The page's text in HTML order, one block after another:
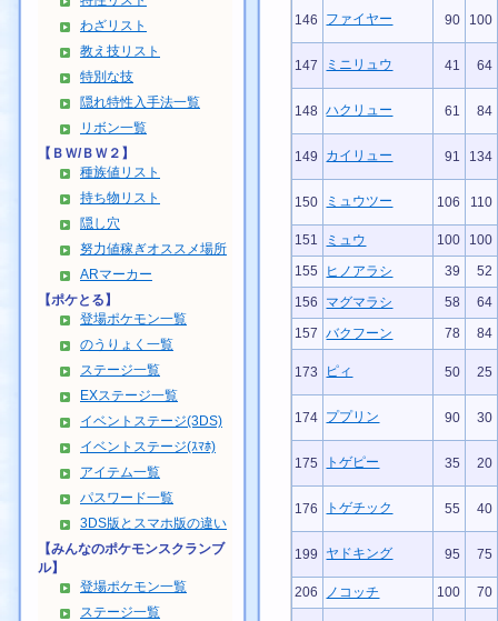
わざリスト
教え技リスト
特別な技
隠れ特性入手法一覧
リボン一覧
【ＢＷ/ＢＷ２】
種族値リスト
持ち物リスト
隠し穴
努力値稼ぎオススメ場所
ARマーカー
【ポケとる】
登場ポケモン一覧
のうりょく一覧
ステージ一覧
EXステージ一覧
イベントステージ(3DS)
イベントステージ(ｽﾏﾎ)
アイテム一覧
パスワード一覧
3DS版とスマホ版の違い
【みんなのポケモンスクランブ
ル】
登場ポケモン一覧
ステージ一覧
146 ファイヤー 90 100
147 ミニリュウ 41 64
148 ハクリュー 61 84
149 カイリュー 91 134
150 ミュウツー 106 110
151 ミュウ 100
100
155
ヒノアラシ 39
52
156
マグマラシ 58
64
157
バクフーン 78 84
173 ピィ 50 25
174 ププリン 90 30
175 トゲピー 35 20
176 トゲチック 55 40
199 ヤドキング 95 75
206 ノコッチ 100 70